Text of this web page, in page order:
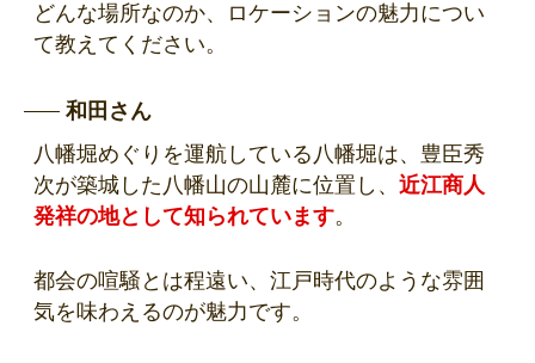
どんな場所なのか、ロケーションの魅力につい
て教えてください。
和田さん
八幡堀めぐりを運航している八幡堀は、豊臣秀
次が築城した八幡山の山麓に位置し、 近江商人
発祥の地として知られています。
都会の喧騒とは程遠い、江戸時代のような雰囲
気を味わえるのが魅力です。